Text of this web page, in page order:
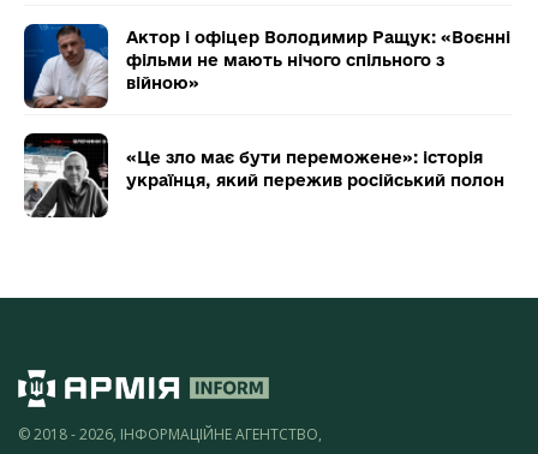
Актор і офіцер Володимир Ращук: «Воєнні
фільми не мають нічого спільного з
війною»
«Це зло має бути переможене»: історія
українця, який пережив російський полон
© 2018 - 2026, ІНФОРМАЦІЙНЕ АГЕНТСТВО,